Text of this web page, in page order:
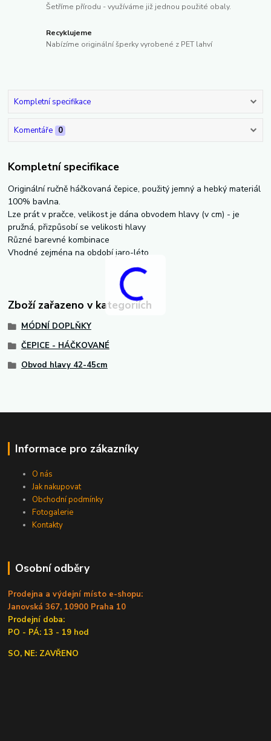
Šetříme přírodu - využíváme již jednou použité obaly.
Recyklujeme
Nabízíme originální šperky vyrobené z PET lahví
Kompletní specifikace
Komentáře 0
Kompletní specifikace
Originální ručně háčkovaná čepice, použitý jemný a hebký materiál
100% bavlna.
Lze prát v pračce, velikost je dána obvodem hlavy (v cm) - je
pružná, přizpůsobí se velikosti hlavy
Různé barevné kombinace
Vhodné zejména na období jaro-léto
Zboží zařazeno v kategoriích
MÓDNÍ DOPLŇKY
ČEPICE - HÁČKOVANÉ
Obvod hlavy 42-45cm
Informace pro zákazníky
O nás
Jak nakupovat
Obchodní podmínky
Fotogalerie
Kontakty
Osobní odběry
Prodejna a výdejní místo e-shopu:
Janovská 367, 10900 Praha 10
Prodejní doba:
PO - PÁ: 13 - 19 hod
SO, NE: ZAVŘENO